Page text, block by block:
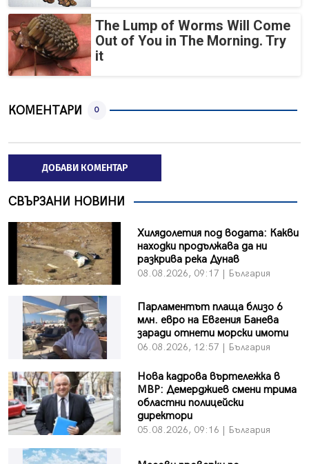
The Lump of Worms Will Come
Out of You in The Morning. Try
it
КОМЕНТАРИ 0
ДОБАВИ КОМЕНТАР
СВЪРЗАНИ НОВИНИ
Хилядолетия под водата: Какви
находки продължава да ни
разкрива река Дунав
08.08.2026, 09:17 | България
Парламентът плаща близо 6
млн. евро на Евгения Банева
заради отнети морски имоти
06.08.2026, 12:57 | България
Нова кадрова въртележка в
МВР: Демерджиев смени трима
областни полицейски
директори
05.08.2026, 09:16 | България